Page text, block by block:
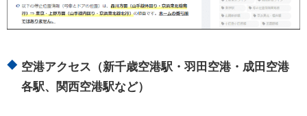
空港アクセス（新千歳空港駅・羽田空港・成田空港
各駅、関西空港駅など）